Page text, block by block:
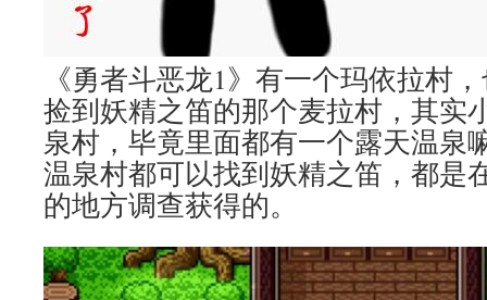
《勇者斗恶龙1》有一个玛依拉村
捡到妖精之笛的那个麦拉村，其实
泉村，毕竟里面都有一个露天温泉
温泉村都可以找到妖精之笛，都是
的地方调查获得的。